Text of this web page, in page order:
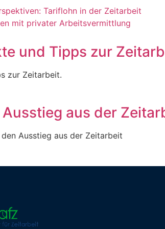
Tariflohn in der Zeitarbeit
mit privater Arbeitsvermittlung
und Tipps zur
zur Zeitarbeit.
aus der
Ausstieg aus der Zeitarbeit